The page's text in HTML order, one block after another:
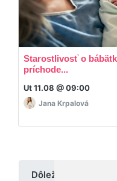
Starostlivosť o
príchode...
Ut 11.08 @ 09:00
Jana Krpalová
Dôležité